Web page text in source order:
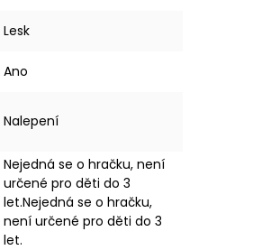
Lesk
Ano
Nalepení
Nejedná se o hračku, není
určené pro děti do 3
let.Nejedná se o hračku,
není určené pro děti do 3
let.